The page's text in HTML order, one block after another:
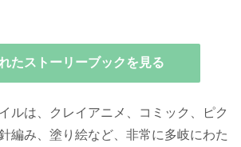
たストーリーブックを見る
ルは、クレイアニメ、コミック、ピク
編み、塗り絵など、非常に多岐にわた